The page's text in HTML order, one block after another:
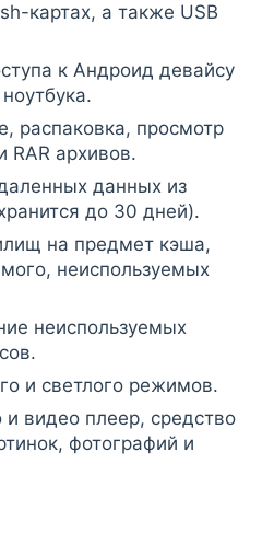
картах, а также USB
к Андроид девайсу
распаковка, просмотр
RAR архивов.
данных из
до 30 дней).
на предмет кэша,
неиспользуемых
неиспользуемых
и светлого режимов.
видео плеер, средство
фотографий и